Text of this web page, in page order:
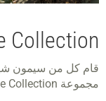
Collection
قام كل من سيمون
مجموعة Black Pine Collection.